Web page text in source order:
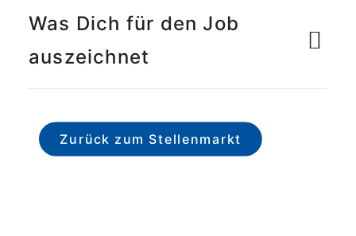
Was Dich für den Job
auszeichnet
Zurück zum Stellenmarkt